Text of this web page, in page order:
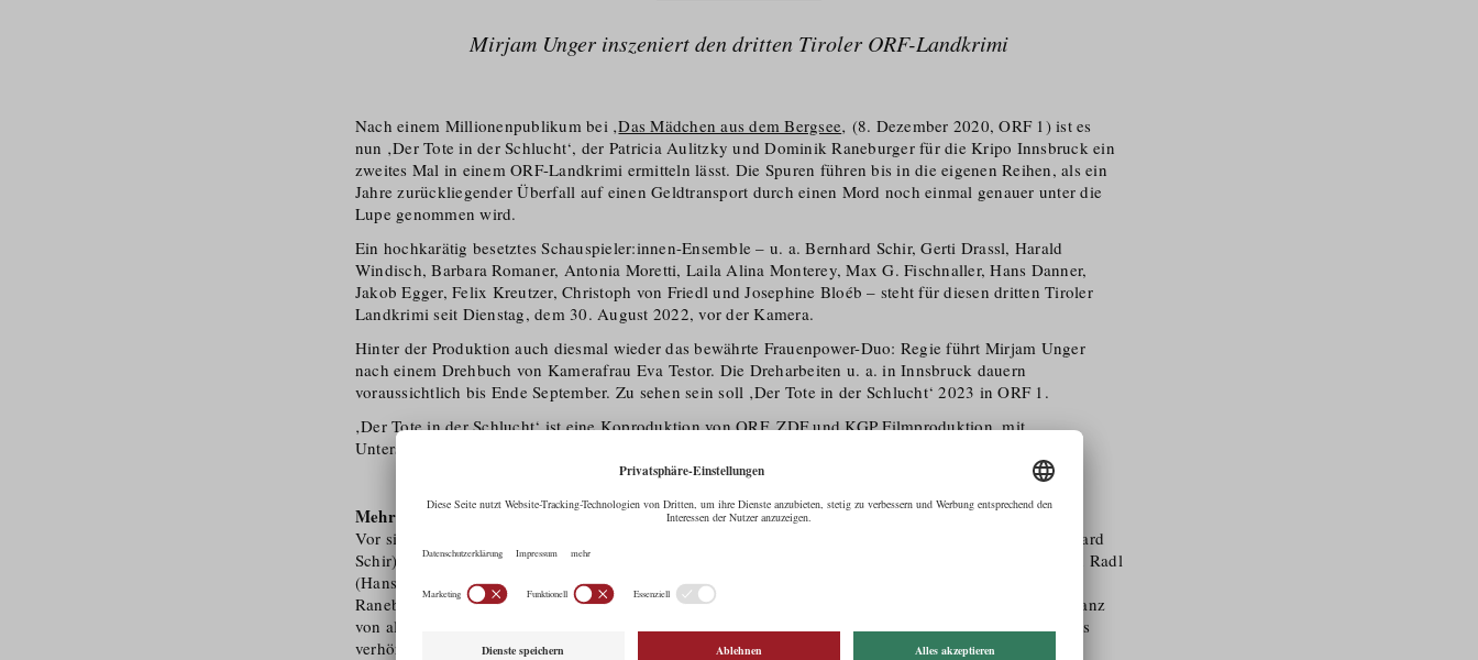
Mirjam Unger inszeniert den dritten Tiroler ORF-Landkrimi
Nach einem Millionen­publikum bei ‚Das Mädchen aus dem Bergsee‚ (8. Dezember 2020, ORF 1) ist es
nun ‚Der Tote in der Schlucht‘, der Patricia Aulitzky und Dominik Raneburger für die Kripo Innsbruck ein
zweites Mal in einem ORF-Landkrimi ermitteln lässt. Die Spuren führen bis in die eigenen Reihen, als ein
Jahre zurückliegender Überfall auf einen Geldtransport durch einen Mord noch einmal genauer unter die
Lupe genommen wird.
Ein hochkarätig besetztes Schauspieler:innen-Ensemble – u. a. Bernhard Schir, Gerti Drassl, Harald
Windisch, Barbara Romaner, Antonia Moretti, Laila Alina Monterey, Max G. Fischnaller, Hans Danner,
Jakob Egger, Felix Kreutzer, Christoph von Friedl und Josephine Bloéb – steht für diesen dritten Tiroler
Landkrimi seit Dienstag, dem 30. August 2022, vor der Kamera.
Hinter der Produktion auch diesmal wieder das bewährte Frauenpower-Duo: Regie führt Mirjam Unger
nach einem Drehbuch von Kamerafrau Eva Testor. Die Dreharbeiten u. a. in Innsbruck dauern
voraussichtlich bis Ende September. Zu sehen sein soll ‚Der Tote in der Schlucht‘ 2023 in ORF 1.
‚Der Tote in der Schlucht‘ ist eine Koproduktion von ORF, ZDF und KGP Filmproduktion, mit
Unterstützung von Fernsehfonds Austria und Cine Tirol.
Mehr zum Inhalt:
Vor sieben Jahren verschwand nach einem Überfall auf einen Geldtransport die Beute. Colussi (Bernhard
Schir), damals Chef der Bande, ist wieder auf freiem Fuß. Bald findet man den damaligen Informanten Radl
(Hans Danner) ermordet in einer entlegenen Schlucht. Lisa (Patricia Aulitzky) und Alex (Dominik
Raneburger) von der Kripo Innsbruck fahnden nach dem untergetauchten Colussi. Doch der kommt ganz
von alleine ins Kommissariat, um Lisas Vorgesetzten Oberst Schupp (Harald Windisch), der ihn damals
verhört hat, zur Rede zu stellen. Ist Schupp gefährlich raffiniert oder selbst Opfer einer Intrige?